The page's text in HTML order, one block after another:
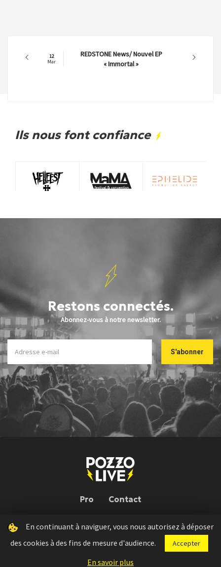
12
Mar
REDSTONE News/ Nouvel EP
« Immortal »
Ils nous font confiance
Restons connectés.
Abonnez-vous à notre newsletter.
Pro Contact
Pozzo Live © 2026 | Conception : Pozzo Team, avec l'aide deBloop
Press kit Règlement concours Mentions légales
En continuant à naviguer, vous nous autorisez à déposer
des cookies à des fins de mesure d'audience.
Accepter
En savoir plus